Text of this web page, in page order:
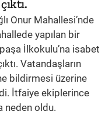
Onur Mahallesi’nde
yapılan bir
İlkokulu’na isabet
Vatandaşların
bildirmesi üzerine
İtfaiye ekiplerince
neden oldu.